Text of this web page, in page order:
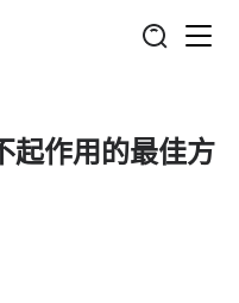
切
换
起作用的最佳方